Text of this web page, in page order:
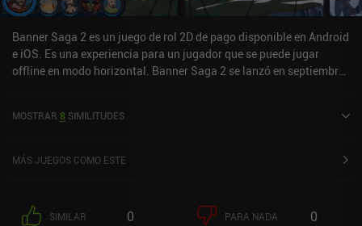
Banner Saga 2 es un juego de rol 2D de pago disponible en Android
e iOS. Es una experiencia para un jugador que se puede jugar
offline en modo horizontal. Banner Saga 2 se lanzó en septiembre
MOSTRAR 8 SIMILITUDES
MÁS JUEGOS COMO ESTE
SIMILAR 0 PARA NADA 0